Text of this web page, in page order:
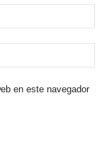
en este navegador